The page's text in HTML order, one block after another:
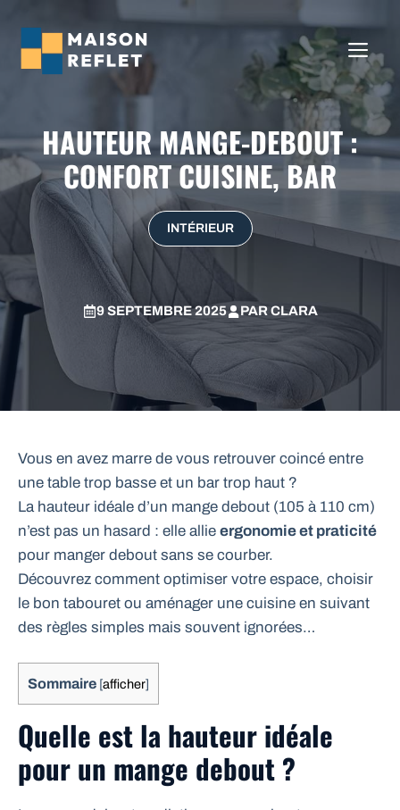
contenu
HAUTEUR MANGE-DEBOUT :
CONFORT CUISINE, BAR
INTÉRIEUR
9 SEPTEMBRE 2025 PARCLARA
Vous en avez marre de vous retrouver coincé entre
une table trop basse et un bar trop haut ?
La hauteur idéale d’un mange debout (105 à 110 cm)
n’est pas un hasard : elle allie ergonomie et praticité
pour manger debout sans se courber.
Découvrez comment optimiser votre espace, choisir
le bon tabouret ou aménager une cuisine en suivant
des règles simples mais souvent ignorées…
Sommaire [afficher]
Quelle est la hauteur idéale
pour un mange debout ?